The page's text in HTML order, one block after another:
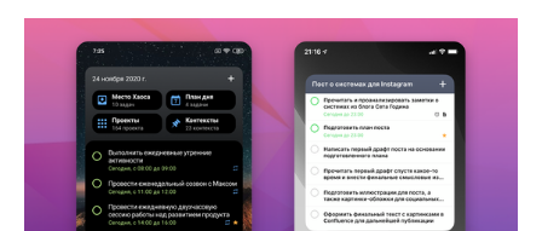
сегодня готовы показать её всем участникам
альфа-теста. Записаться на него можно по этой
ссылке. Что нужно знать Версии ХК2